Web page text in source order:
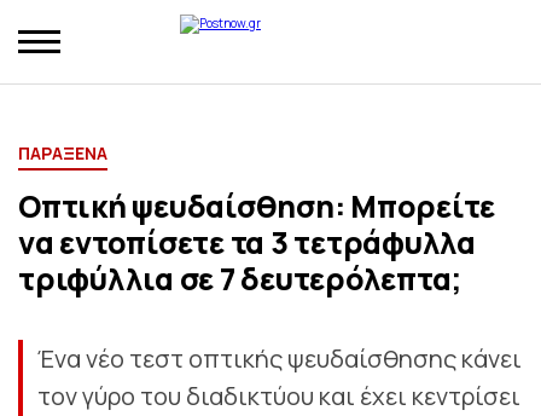
ΠΑΡΑΞΕΝΑ
Οπτική ψευδαίσθηση: Μπορείτε
να εντοπίσετε τα 3 τετράφυλλα
τριφύλλια σε 7 δευτερόλεπτα;
Ένα νέο τεστ οπτικής ψευδαίσθησης κάνει
τον γύρο του διαδικτύου και έχει κεντρίσει